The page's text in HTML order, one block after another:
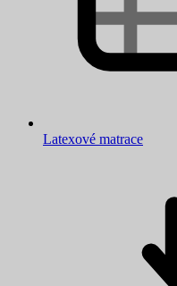
Latexové matrace